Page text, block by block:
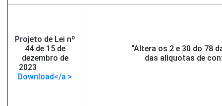
Projeto de Lei nº
44 de 15 de
dezembro de
2023
Download</a >
“Altera os 2 e 30 do 78
das alíquotas de